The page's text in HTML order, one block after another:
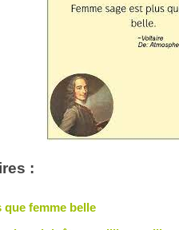
:
que femme belle